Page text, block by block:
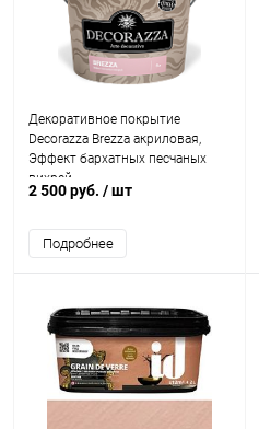
Декоративное покрытие
Decorazza Brezza акриловая,
Эффект бархатных песчаных
вихрей
2 500 руб. / шт
Подробнее